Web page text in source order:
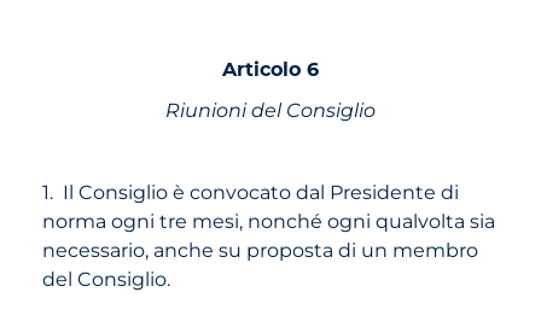
Articolo 6
Riunioni del Consiglio
1. Il Consiglio è convocato dal Presidente di
norma ogni tre mesi, nonché ogni qualvolta sia
necessario, anche su proposta di un membro
del Consiglio.